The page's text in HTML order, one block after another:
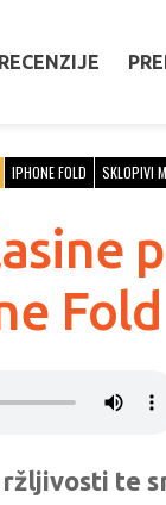
RECENZIJE
IPHONE FOLD SKLOPIVI
Fold
te